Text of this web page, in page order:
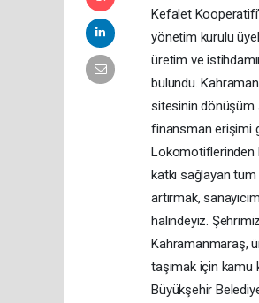
Kefalet
yönetim kurulu
üretim ve
bulundu.
sitesinin dönüşüm
finansman erişimi
Lokomotiflerinden
katkı sağlayan
artırmak,
halindeyiz.
Kahramanmaraş,
taşımak için kamu
Büyükşehir